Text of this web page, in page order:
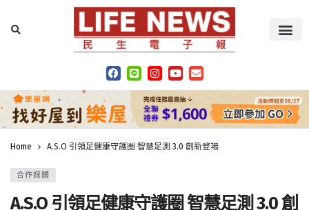
Home A.S.O 引領足健康守護圈 智慧足測 3.0 創新登場
合作媒體
A.S.O 引領足健康守護圈 智慧足測 3.0 創